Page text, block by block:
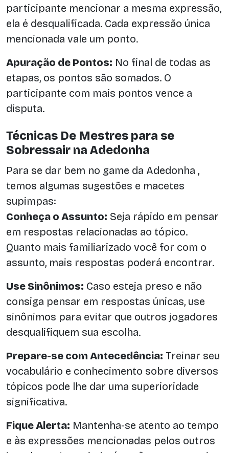
participante mencionar a mesma expressão,
ela é desqualificada. Cada expressão única
mencionada vale um ponto.
Apuração de Pontos: No final de todas as
etapas, os pontos são somados. O
participante com mais pontos vence a
disputa.
Técnicas De Mestres para se
Sobressair na Adedonha
Para se dar bem no game da Adedonha ,
temos algumas sugestões e macetes
supimpas:
Conheça o Assunto: Seja rápido em pensar
em respostas relacionadas ao tópico.
Quanto mais familiarizado você for com o
assunto, mais respostas poderá encontrar.
Use Sinônimos: Caso esteja preso e não
consiga pensar em respostas únicas, use
sinônimos para evitar que outros jogadores
desqualifiquem sua escolha.
Prepare-se com Antecedência: Treinar seu
vocabulário e conhecimento sobre diversos
tópicos pode lhe dar uma superioridade
significativa.
Fique Alerta: Mantenha-se atento ao tempo
e às expressões mencionadas pelos outros